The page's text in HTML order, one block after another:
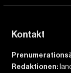
Kontakt
Redaktionen: